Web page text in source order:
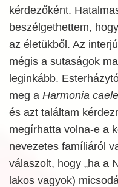
kérdezőként.
beszélgethettem,
az életükből. Az
mégis a sutaságok
leginkább.
meg a Harmonia
és azt találtam
megírhatta volna-e a
nevezetes famíliáról
válaszolt, hogy „ha a
lakos vagyok)